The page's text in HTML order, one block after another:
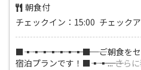
朝食付
チェックイン：15:00 チェック
■―――▪―――▪―――▪―――▪―――▪―――▪―――▪―――■
宿泊プランです！■―――▪―――▪...さら